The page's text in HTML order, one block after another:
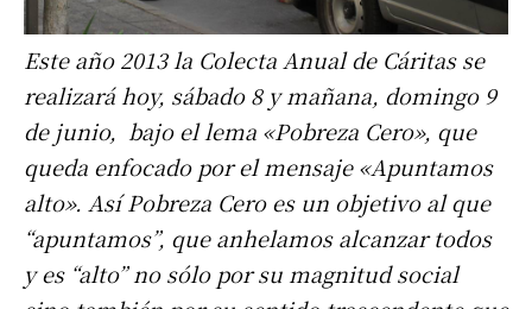
Este año 2013 la Colecta Anual de Cáritas se
realizará hoy, sábado 8 y mañana, domingo 9
de junio, bajo el lema «Pobreza Cero», que
queda enfocado por el mensaje «Apuntamos
alto». Así Pobreza Cero es un objetivo al que
“apuntamos”, que anhelamos alcanzar todos
y es “alto” no sólo por su magnitud social